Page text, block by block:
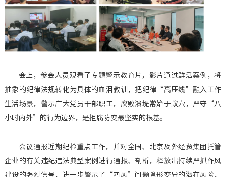
会上，参会人员观看了专题警示教育片，影片通过鲜活案例，将
抽象的纪律法规转化为具体的血泪教训，把纪律“高压线”融入工作
生活场景，警示广大党员干部职工，腐败溃堤常始于蚁穴，严守“八
小时内外”的行为边界，是拒腐防变最坚实的根基。
会议通报近期纪检重点工作，并对全国、北京及外经贸集团托管
企业的有关违纪违法典型案例进行通报、剖析，释放出持续严抓作风
建设的强烈信号，进一步警示了“四风”问题隐形变异的潜在风险，